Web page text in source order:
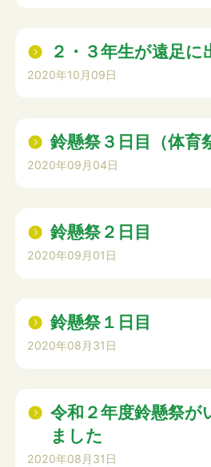
２・３年生が遠足に
2020年10月09日
鈴懸祭３日目（体育
2020年09月04日
鈴懸祭２日目
2020年09月01日
鈴懸祭１日目
2020年08月31日
令和２年度鈴懸祭が
ました
2020年08月31日